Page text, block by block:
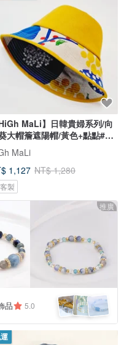
HiGh MaLi】日韓貴婦系列/向
大帽簷遮陽帽/黃色+點點#生
MaLi
1,127 NT$ 1,280
製
推廣
品 5.0